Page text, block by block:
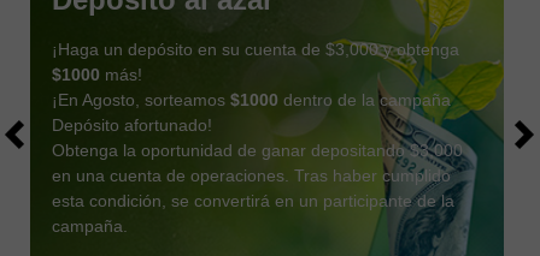
¡Haga un depósito en su cuenta de $3,000 y obtenga
$1000 más!
¡En Agosto, sorteamos $1000 dentro de la campaña
Depósito afortunado!
Obtenga la oportunidad de ganar depositando $3,000
en una cuenta de operaciones. Tras haber cumplido
esta condición, se convertirá en un participante de la
campaña.
OBTENER BONO